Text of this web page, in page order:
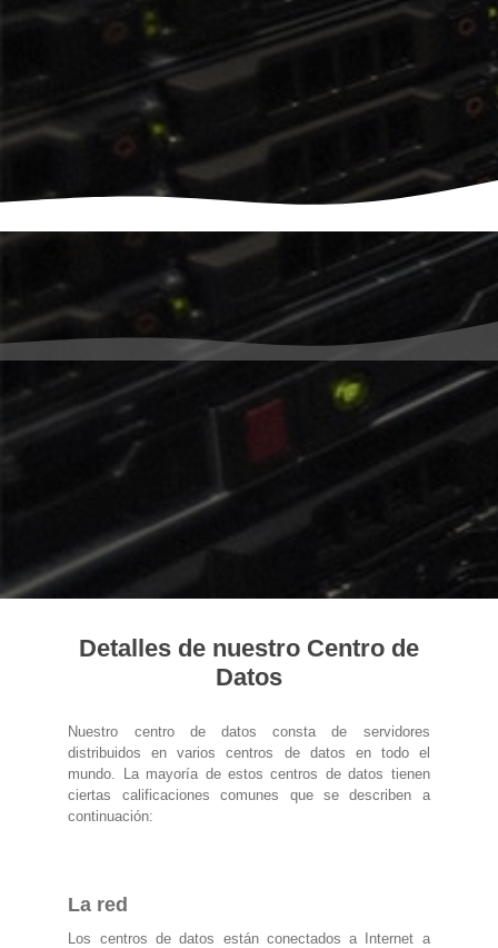
Detalles de nuestro Centro de
Datos
Nuestro centro de datos consta de servidores
distribuidos en varios centros de datos en todo el
mundo. La mayoría de estos centros de datos tienen
ciertas calificaciones comunes que se describen a
continuación:
La red
Los centros de datos están conectados a Internet a